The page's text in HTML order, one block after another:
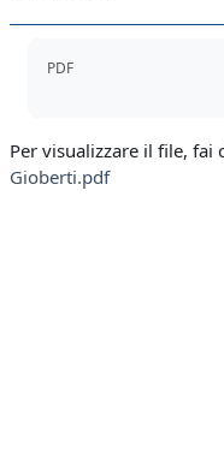
PDF
Per visualizzare il file, fai
Gioberti.pdf